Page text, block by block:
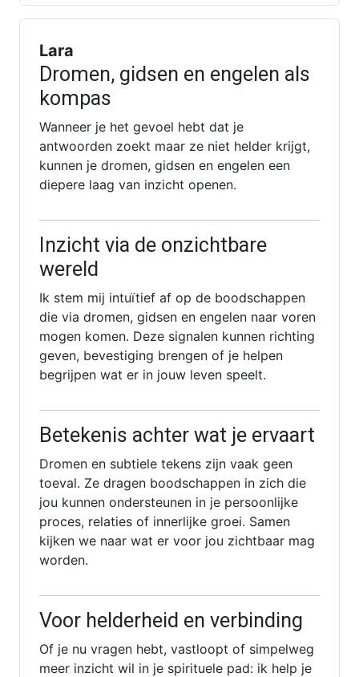
Lara
Dromen, gidsen en engelen als
kompas
Wanneer je het gevoel hebt dat je
antwoorden zoekt maar ze niet helder krijgt,
kunnen je dromen, gidsen en engelen een
diepere laag van inzicht openen.
Inzicht via de onzichtbare
wereld
Ik stem mij intuïtief af op de boodschappen
die via dromen, gidsen en engelen naar voren
mogen komen. Deze signalen kunnen richting
geven, bevestiging brengen of je helpen
begrijpen wat er in jouw leven speelt.
Betekenis achter wat je ervaart
Dromen en subtiele tekens zijn vaak geen
toeval. Ze dragen boodschappen in zich die
jou kunnen ondersteunen in je persoonlijke
proces, relaties of innerlijke groei. Samen
kijken we naar wat er voor jou zichtbaar mag
worden.
Voor helderheid en verbinding
Of je nu vragen hebt, vastloopt of simpelweg
meer inzicht wil in je spirituele pad: ik help je